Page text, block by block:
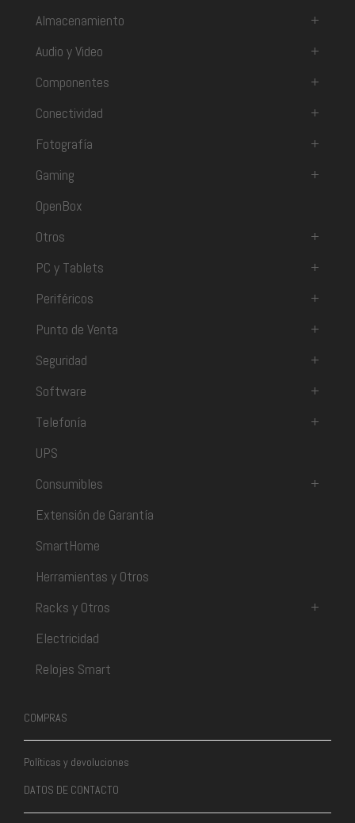
Almacenamiento
+
Audio y Video
+
Componentes
+
Conectividad
+
Fotografía
+
Gaming
+
OpenBox
Otros
+
PC y Tablets
+
Periféricos
+
Punto de Venta
+
Seguridad
+
Software
+
Telefonía
+
UPS
Consumibles
+
Extensión de Garantía
SmartHome
Herramientas y Otros
Racks y Otros
+
Electricidad
Relojes Smart
COMPRAS
Políticas y devoluciones
DATOS DE CONTACTO